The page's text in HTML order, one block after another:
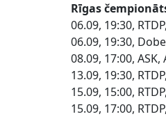
Rīgas
06.09, 19:30,
06.09, 19:30,
08.09, 17:00, ASK,
13.09, 19:30,
15.09, 15:00,
15.09, 17:00,